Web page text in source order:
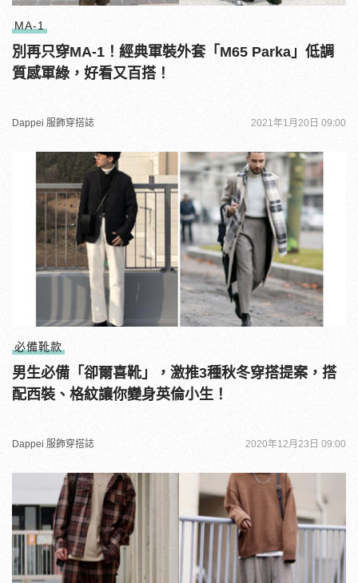
MA-1
別再只穿MA-1！經典軍裝外套「M65 Parka」低調
質感軍綠，好看又百搭！
Dappei 服飾穿搭誌 2021年1月20日 09:00
必備靴款
男生必備「卻爾喜靴」，激推3種秋冬穿搭提案，搭
配西裝、格紋讓你變身英倫小生！
Dappei 服飾穿搭誌 2020年12月23日 09:00